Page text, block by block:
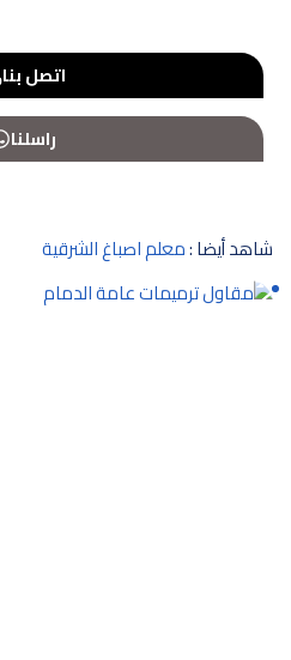
اتصل بنا
راسلنا
شاهد أيضا :معلم اصباغ الشرقية